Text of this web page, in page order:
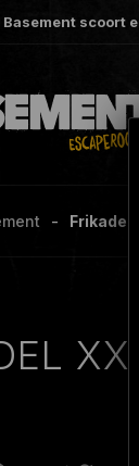
scoort
Frikadel
XXL